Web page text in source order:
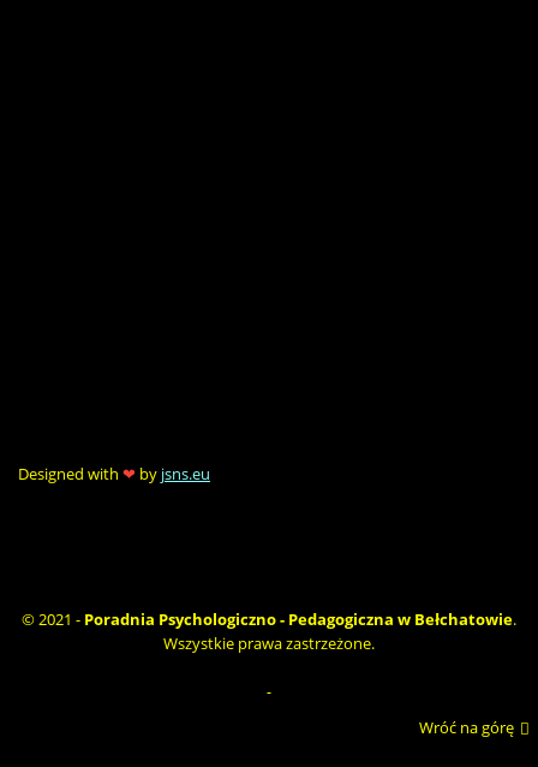
Designed with ❤ by jsns.eu
© 2021 - Poradnia Psychologiczno - Pedagogiczna w Bełchatowie.
Wszystkie prawa zastrzeżone.
Wróć na górę